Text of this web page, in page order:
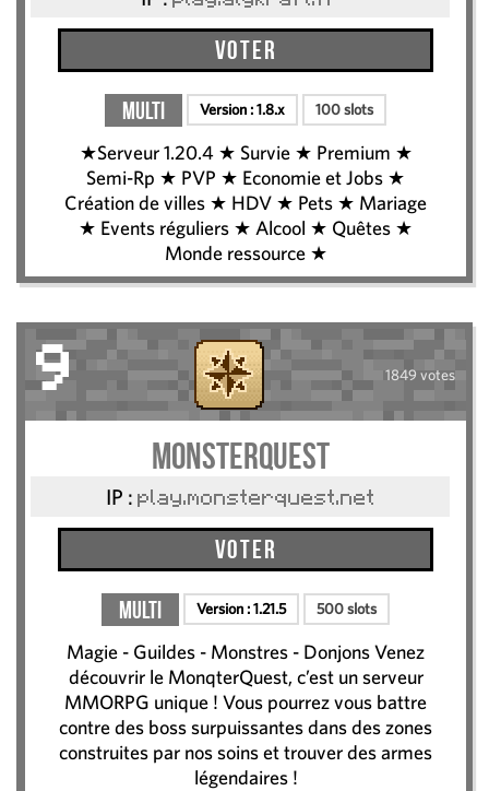
Voter
Multi Version :1.8.x 100 slots
★Serveur 1.20.4 ★ Survie ★ Premium ★
Semi-Rp ★ PVP ★ Economie et Jobs ★
Création de villes ★ HDV ★ Pets ★ Mariage
★ Events réguliers ★ Alcool ★ Quêtes ★
Monde ressource ★
9 1849 votes
MonsterQuest
IP : play.monsterquest.net
Voter
Multi Version :1.21.5 500 slots
Magie - Guildes - Monstres - Donjons Venez
découvrir le MonqterQuest, c’est un serveur
MMORPG unique ! Vous pourrez vous battre
contre des boss surpuissantes dans des zones
construites par nos soins et trouver des armes
légendaires !